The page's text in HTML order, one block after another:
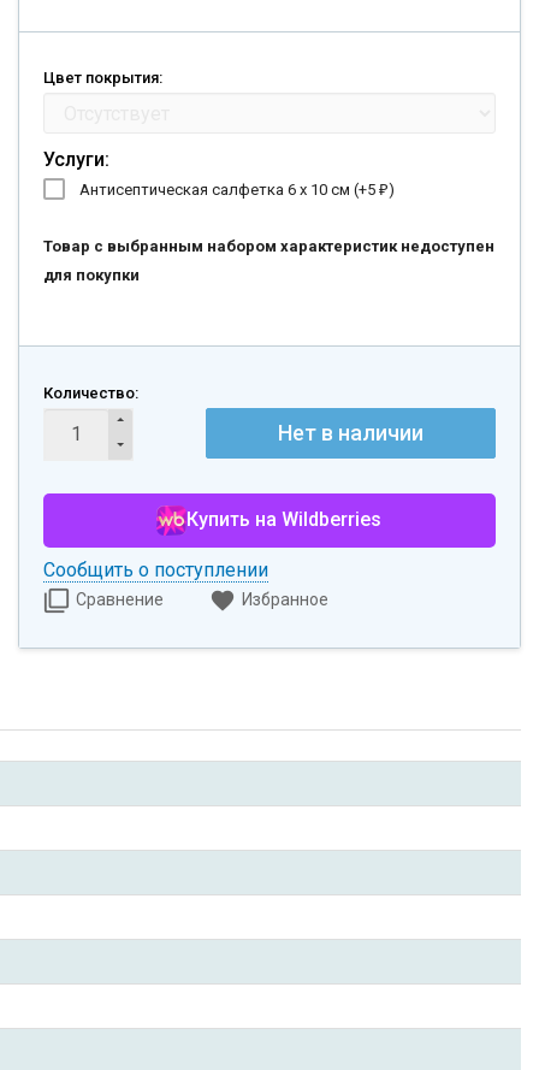
Цвет покрытия:
Услуги:
Антисептическая салфетка 6 х 10 см (+5 ₽)
Товар с выбранным набором характеристик недоступен
для покупки
Количество:
Нет в наличии
Купить на Wildberries
Сообщить о поступлении
Сравнение Избранное